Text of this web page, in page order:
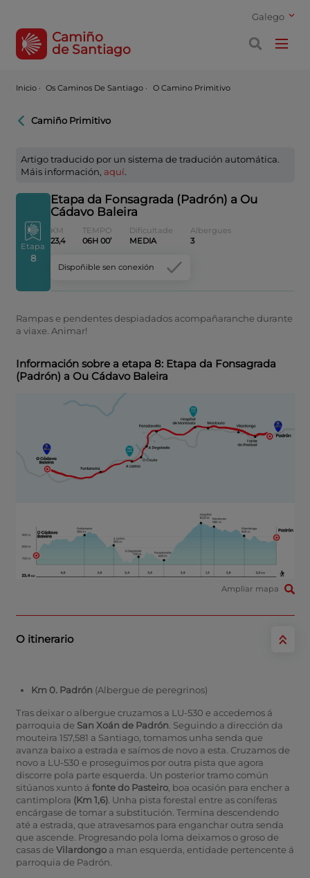
Galego
Camiño
de Santiago
Inicio · Os Caminos De Santiago · O Camino Primitivo
Camiño Primitivo
Artigo traducido por un sistema de tradución automática.
Máis información, aquí.
Etapa
8
Etapa da Fonsagrada (Padrón) a Ou
Cádavo Baleira
KM
23,4
TEMPO
06H 00’
Dificultade
MEDIA
Albergues
3
Dispoñible sen conexión
Rampas e pendentes despiadados acompañaranche durante
a viaxe. Animar!
Información sobre a etapa 8: Etapa da Fonsagrada
(Padrón) a Ou Cádavo Baleira
Ampliar mapa
O itinerario
Km 0. Padrón (Albergue de peregrinos)
Tras deixar o albergue cruzamos a LU-530 e accedemos á
parroquia de San Xoán de Padrón . Seguindo a dirección da
mouteira 157,581 a Santiago, tomamos unha senda que
avanza baixo a estrada e saímos de novo a esta. Cruzamos de
novo a LU-530 e proseguimos por outra pista que agora
discorre pola parte esquerda. Un posterior tramo común
sitúanos xunto á fonte do Pasteiro, boa ocasión para encher a
cantimplora (Km 1,6). Unha pista forestal entre as coníferas
encárgase de tomar a substitución. Termina descendendo
até a estrada, que atravesamos para enganchar outra senda
que ascende. Progresando pola loma deixamos o groso de
casas de Vilardongoa man esquerda, entidade pertencente á
parroquia de Padrón.